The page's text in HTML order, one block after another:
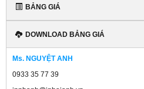
TUYỂN
DỤNG
BẢNG GIÁ
DOWNLOAD BẢNG GIÁ
Ms. NGUYỆT ANH
0933 35 77 39